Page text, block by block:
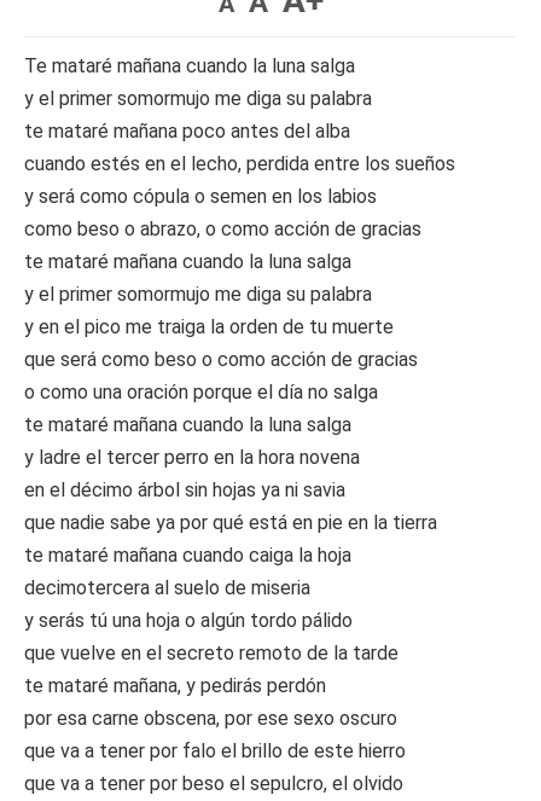
Te mataré mañana cuando la luna salga
y el primer somormujo me diga su palabra
te mataré mañana poco antes del alba
cuando estés en el lecho, perdida entre los sueños
y será como cópula o semen en los labios
como beso o abrazo, o como acción de gracias
te mataré mañana cuando la luna salga
y el primer somormujo me diga su palabra
y en el pico me traiga la orden de tu muerte
que será como beso o como acción de gracias
o como una oración porque el día no salga
te mataré mañana cuando la luna salga
y ladre el tercer perro en la hora novena
en el décimo árbol sin hojas ya ni savia
que nadie sabe ya por qué está en pie en la tierra
te mataré mañana cuando caiga la hoja
decimotercera al suelo de miseria
y serás tú una hoja o algún tordo pálido
que vuelve en el secreto remoto de la tarde
te mataré mañana, y pedirás perdón
por esa carne obscena, por ese sexo oscuro
que va a tener por falo el brillo de este hierro
que va a tener por beso el sepulcro, el olvido